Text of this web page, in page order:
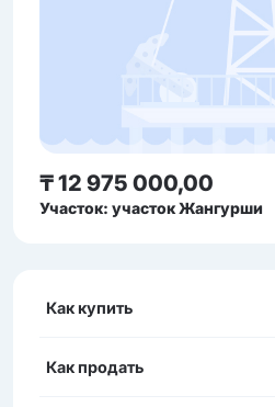
₸ 12 975 000,00
Участок: участок Жангурши
Как купить
Как продать